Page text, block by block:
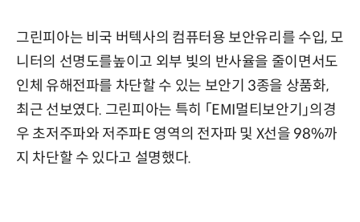
그린피아는 비국 버텍사의 컴퓨터용 보안유리를 수입, 모
니터의 선명도를높이고 외부 빛의 반사율을 줄이면서도
인체 유해전파를 차단할 수 있는 보안기 3종을 상품화,
최근 선보였다. 그린피아는 특히 「EMI멀티보안기」의경
우 초저주파와 저주파E 영역의 전자파 및 X선을 98%까
지 차단할 수 있다고 설명했다.